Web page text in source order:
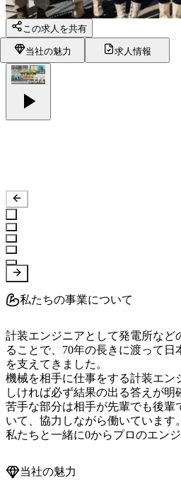
この求人を共有
当社の魅力 求人情報
私たちの事業について
計装エンジニアとして発電所など
ることで、70年の長きに渡って
を支えてきました。
機械を相手に仕事をする計装エン
しければ必ず結果の出る答えが明
苦手な部分は相手が先輩でも後輩
いて、協力しながら働いています。
私たちと一緒に0からプロのエン
当社の魅力